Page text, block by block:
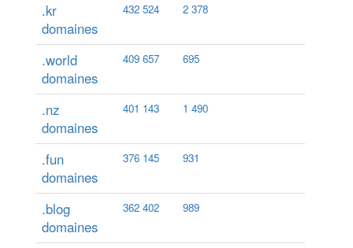
.kr
domaines
432 524 2 378
.world
domaines
409 657 695
.nz
domaines
401 143 1 490
.fun
domaines
376 145 931
.blog
domaines
362 402 989